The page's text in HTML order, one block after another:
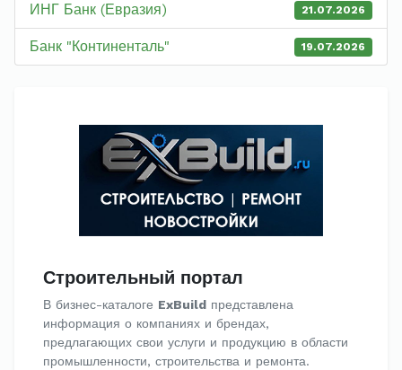
ИНГ Банк (Евразия) 21.07.2026
Банк "Континенталь" 19.07.2026
Строительный портал
В бизнес-каталоге ExBuild представлена
информация о компаниях и брендах,
предлагающих свои услуги и продукцию в области
промышленности, строительства и ремонта.